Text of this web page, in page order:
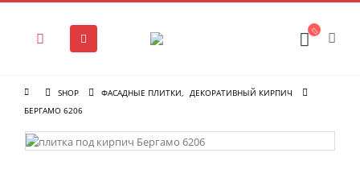
SHOP ФАСАДНЫЕ ПЛИТКИ, ДЕКОРАТИВНЫЙ КИРПИЧ
БЕРГАМО 6206